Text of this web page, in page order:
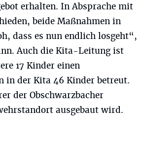
erhalten. In Absprache mit
beide Maßnahmen in
dass es nun endlich losgeht“,
Auch die Kita-Leitung ist
17 Kinder einen
in der Kita 46 Kinder betreut.
der Obschwarzbacher
ausgebaut wird.